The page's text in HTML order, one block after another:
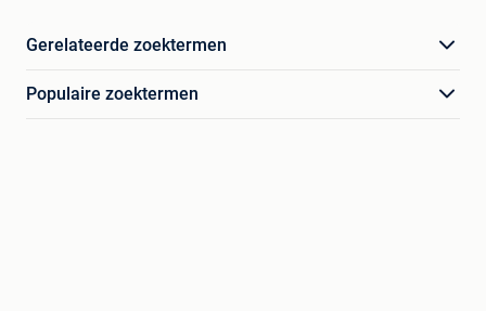
Gerelateerde zoektermen
Populaire zoektermen